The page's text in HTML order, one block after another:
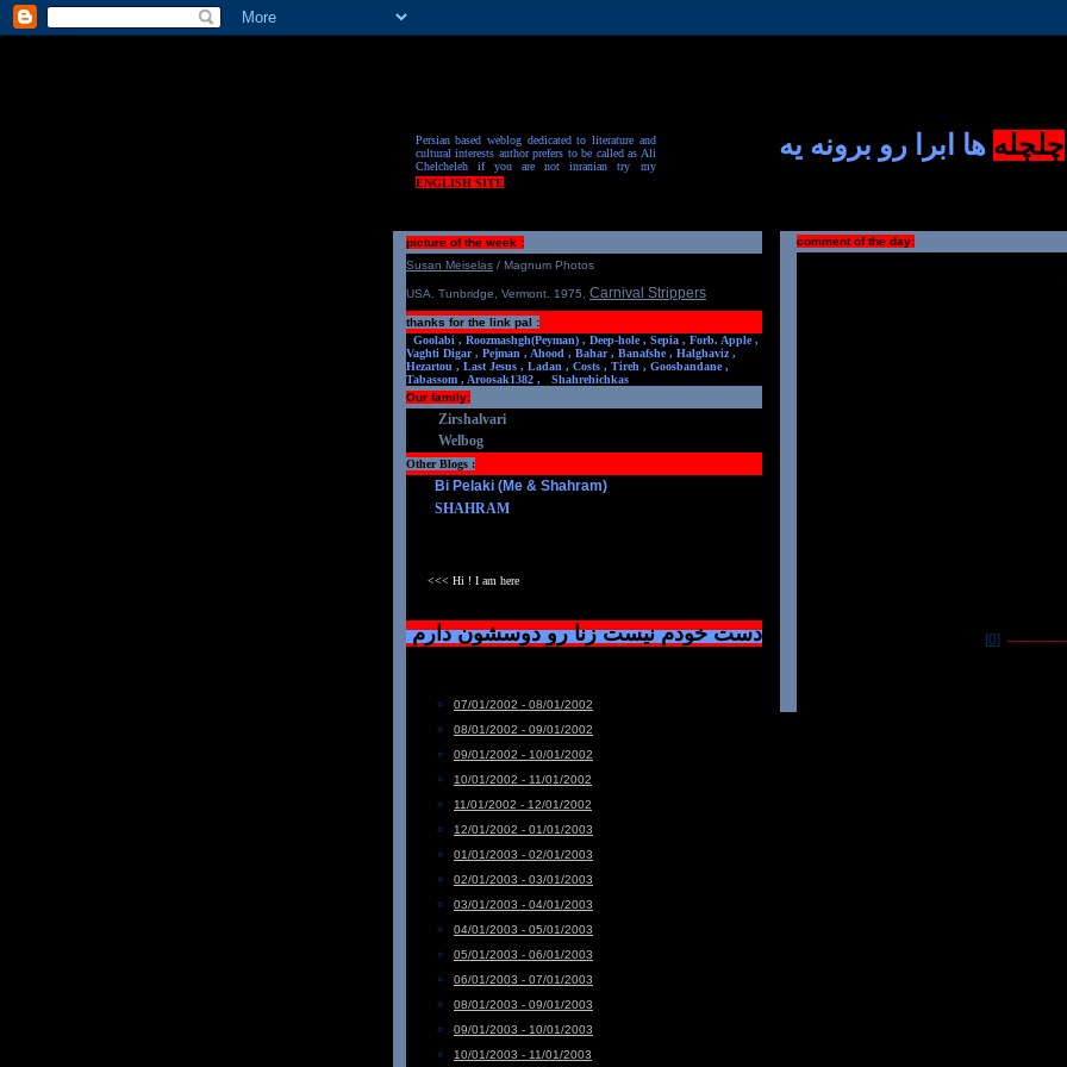
Persian based weblog dedicated to literature and
cultural interests author prefers to be called as Ali
Chelcheleh if you are not inranian try my
ENGLISH SITE
چلچله ها ابرا رو برونه یه
comment of the day:
[0]
picture of the week :
Susan Meiselas / Magnum Photos
USA. Tunbridge, Vermont. 1975 Carnival Strippers
thanks for the link pal :
Goolabi , Roozmashgh(Peyman) , Deep-hole , Sepia , Forb. Apple ,
Vaghti Digar , Pejman , Ahood , Bahar , Banafshe , Halghaviz ,
Hezartou , Last Jesus , Ladan , Costs , Tireh , Goosbandane ,
Tabassom , Aroosak1382 ,
Shahrehichkas
Our family:
Zirshalvari
Welbog
Other Blogs :
Bi Pelaki (Me & Shahram)
SHAHRAM
<<< Hi ! I am here
دست خودم نیست زنا رو دوسشون دارم
07/01/2002 - 08/01/2002
08/01/2002 - 09/01/2002
09/01/2002 - 10/01/2002
10/01/2002 - 11/01/2002
11/01/2002 - 12/01/2002
12/01/2002 - 01/01/2003
01/01/2003 - 02/01/2003
02/01/2003 - 03/01/2003
03/01/2003 - 04/01/2003
04/01/2003 - 05/01/2003
05/01/2003 - 06/01/2003
06/01/2003 - 07/01/2003
08/01/2003 - 09/01/2003
09/01/2003 - 10/01/2003
10/01/2003 - 11/01/2003